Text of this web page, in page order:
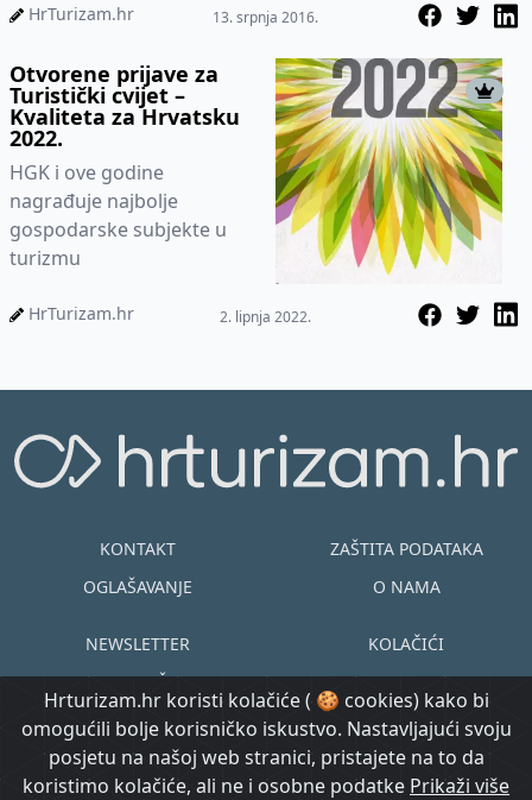
se dodjeljuju nagrade i pr...
HrTurizam.hr 13. srpnja 2016.
Otvorene prijave za
Turistički cvijet –
Kvaliteta za Hrvatsku
2022.
HGK i ove godine
nagrađuje najbolje
gospodarske subjekte u
turizmu
HrTurizam.hr 2. lipnja 2022.
Hrturizam.hr koristi kolačiće ( 🍪 cookies) kako bi
omogućili bolje korisničko iskustvo. Nastavljajući svoju
posjetu na našoj web stranici, pristajete na to da
koristimo kolačiće, ali ne i osobne podatke Prikaži više
KONTAKT
OGLAŠAVANJE
ZAŠTITA PODATAKA
O NAMA
NEWSLETTER
UVJETI KORIŠTENJA
KOLAČIĆI
EN HR
© Copyright
2015.-2026.
@ Created by
Morgan Code
Prijavi se